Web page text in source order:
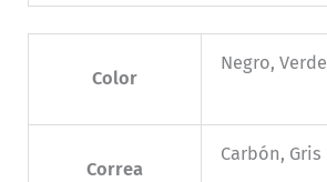
Color
Negro, Verde
Correa
Carbón, Gris